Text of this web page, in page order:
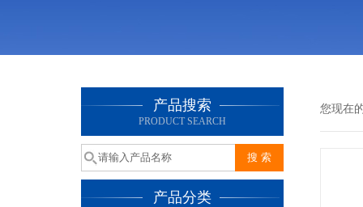
产品搜索
PRODUCT SEARCH
产品分类
您现在